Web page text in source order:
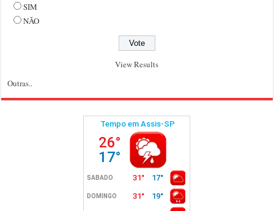
SIM
NÃO
View Results
Outras..